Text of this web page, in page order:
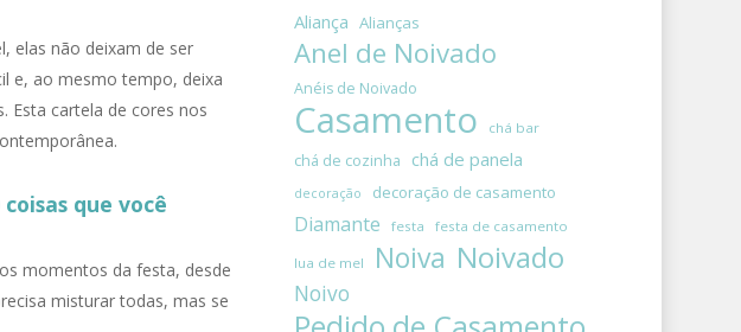
elas não deixam de ser
e, ao mesmo tempo, deixa
Esta cartela de cores nos
que você
momentos da festa, desde
misturar todas, mas se
Aliança Alianças
Anel de Noivado
Anéis de Noivado
Casamento chá bar
chá de cozinha chá de panela
decoração decoração de casamento
Diamante festa festa de casamento
lua de mel Noiva Noivado
Noivo